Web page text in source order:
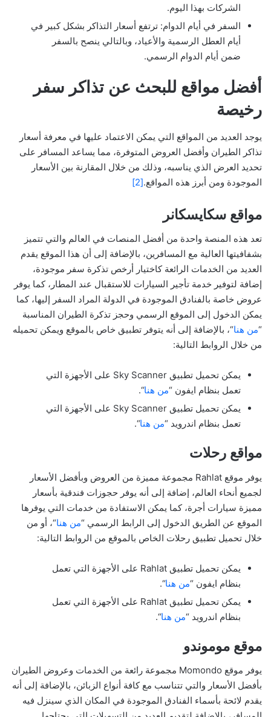
الشركات بهذا اليوم.
السفر في أيام الدوام: ترتفع أسعار التذاكر بشكل كبير في
أيام العطل الرسمية والأعياد، وبالتالي ينصح بالسفر
ضمن أيام الدوام الرسمي.
أفضل مواقع للبحث عن تذاكر سفر
رخيصة
يوجد العديد من المواقع التي يمكن الاعتماد عليها في معرفة أسعار
تذاكر الطيران وأفضل العروض المتوفرة، مما يساعد المسافر على
تحديد العرض الذي يناسبه، وذلك من خلال المقارنة بين الأسعار
الموجودة ومن أبرز هذه المواقع.[2]
مواقع سكايسكانر
تعد هذه المنصة واحدة من أفضل المنصات في العالم والتي تتميز
بشفافيتها العالية مع المسافرين، بالإضافة إلى أن هذا الموقع يقدم
العديد من الخدمات الرائعة كاختيار أرخص تذكرة سفر موجودة،
إضافة لتوفير خدمة تأجير السيارات للاستقبال عند المطار، كما يوفر
عروض خاصة بالفنادق الموجودة في الدولة المراد السفر إليها، كما
يمكن الدخول إلى الموقع الرسمي وحجز تذكرة الطيران المناسبة
“من هنا“، بالإضافة إلى أنه يتوفر تطبيق خاص بالموقع ويمكن تحميله
من خلال الروابط التالية:
يمكن تحميل تطبيق Sky Scanner على الأجهزة التي
تعمل بنظام ايفون “من هنا“.
يمكن تحميل تطبيق Sky Scanner على الأجهزة التي
تعمل بنظام اندرويد “من هنا“.
مواقع رحلات
يوفر موقع Rahlat مجموعة مميزة من العروض وبأفضل الأسعار
لجميع أنحاء العالم، إضافة إلى أنه يوفر حجوزات فندقية بأسعار
مميزة سيارات أجرة، كما يمكن الاستفادة من خدمات التي يوفرها
الموقع عن الطريق الدخول إلى الرابط الرسمي “من هنا“، أو من
خلال تحميل تطبيق رحلات الخاص بالموقع من الروابط التالية:
يمكن تحميل تطبيق Rahlat على الأجهزة التي تعمل
بنظام ايفون “من هنا“.
يمكن تحميل تطبيق Rahlat على الأجهزة التي تعمل
بنظام اندرويد “من هنا“.
موقع موموندو
يوفر موقع Momondo مجموعة رائعة من الخدمات وعروض الطيران
بأفضل الأسعار والتي تتناسب مع كافة أنواع الزبائن، بالإضافة إلى أنه
يقدم لائحة بأسماء الفنادق الموجودة في المكان الذي سينزل فيه